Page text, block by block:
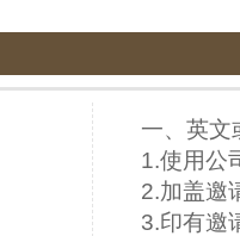
一、英文
1.使用公
2.加盖邀
3.印有邀